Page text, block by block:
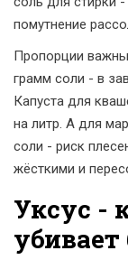
помутнение
Пропорции
грамм соли - в
Капуста для
на литр. А для
соли - риск
жёсткими и
Уксус -